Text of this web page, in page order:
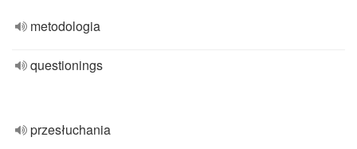
metodologia
questionings
przesłuchania